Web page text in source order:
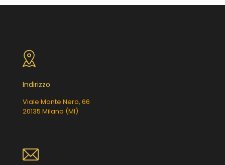
Indirizzo
Viale Monte Nero, 66
20135 Milano (MI)